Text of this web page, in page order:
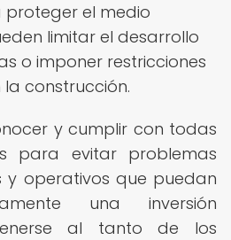
el medio
limitar el desarrollo
o imponer restricciones
construcción.
y cumplir con todas
para evitar problemas
y operativos que puedan
una inversión
al tanto de los